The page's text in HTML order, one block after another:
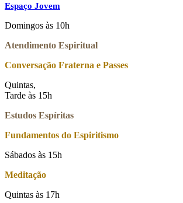
Espaço Jovem
Domingos às 10h
Atendimento Espiritual
Conversação Fraterna e Passes
Quintas,
Tarde às 15h
Estudos Espíritas
Fundamentos do Espiritismo
Sábados às 15h
Meditação
Quintas às 17h